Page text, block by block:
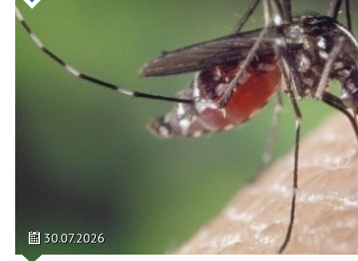
30.07.2026